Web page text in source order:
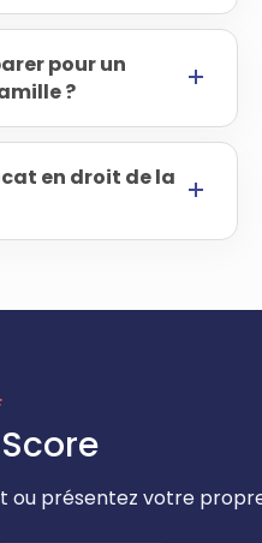
pour un
?
en droit de la
ou présentez votre